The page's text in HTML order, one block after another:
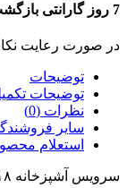
7 روز گارانتی بازگشت وجه
در صورت رعایت
توضیحات
توضیحات
نظرات (0)
سایر
استعلام
سرویس آشپزخانه ۱۸ پارچه کمر باریک سنباده ای یونیک